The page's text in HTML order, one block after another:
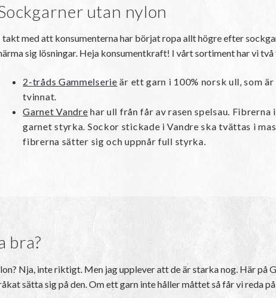
utan nylon
takt med att konsumenterna har börjat ropa allt högre efter
sig lösningar. Heja konsumentkraft! I vårt sortiment har vi
2-tråds Gammelserie är ett garn i 100% norsk ull, som
tvinnat.
Garnet Vandre har ull från får av rasen spelsau.
garnet styrka. Sockor stickade i Vandre ska tvättas i
fibrerna sätter sig och uppnår full styrka.
bra?
Nja, inte riktigt. Men jag upplever att de är starka nog. Här
sätta sig på den. Om ett garn inte håller måttet så får vi reda